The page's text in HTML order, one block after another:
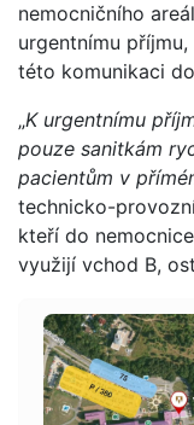
nemocničního
urgentnímu
této komunikaci
„K urgentnímu
pouze sanitkám
pacientům v
technicko-
kteří do
využijí vchod B,